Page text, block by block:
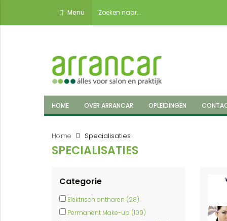
Menu
HOME OVER ARRANCAR OPLEIDINGEN
Home Specialisaties
SPECIALISATIES
Categorie
Elektrisch ontharen (28)
Permanent Make-up (109)